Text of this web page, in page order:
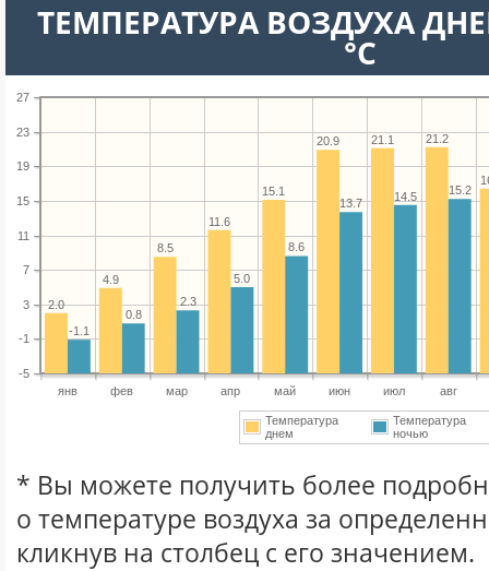
ТЕМПЕРАТУРА ВОЗДУХА
°C
янв фев мар апр май июн июл авг
-5
-1
3
7
11
15
19
23
27
21.2
21.1
20.9
15.1
11.6
8.5
4.9
2.0
15.2
14.5
13.7
8.6
5.0
2.3
0.8
-1.1
Температура
днем
Температура
ночью
* Вы можете получить более
о температуре воздуха за
кликнув на столбец с его значением.